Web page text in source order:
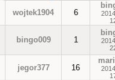
wojtek1904 6
bingo009 1
jegor377 16